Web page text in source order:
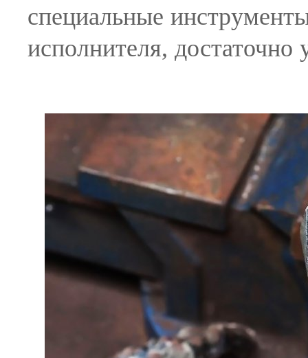
специальные
исполнителя, достаточно